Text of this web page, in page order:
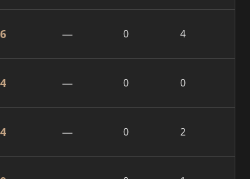
— 0 4
— 0 0
— 0 2